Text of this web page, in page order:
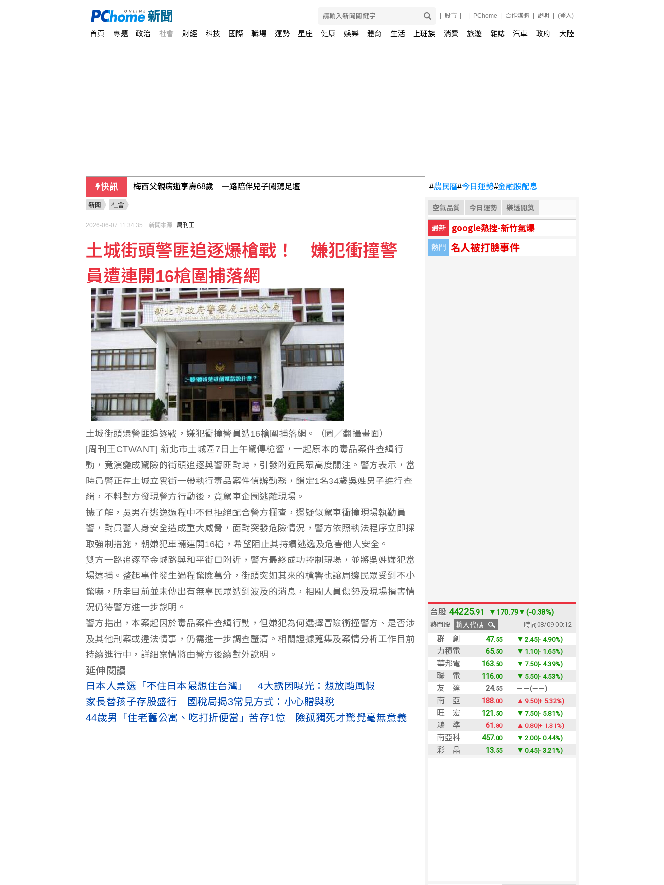
股市 PChome 合作媒體 說明 (登入)
首頁 專題 政治 社會 財經 科技 國際 職場 運勢 星座 健康 娛樂 體育 生活 上班族 消費 旅遊 雜誌 汽車 政府 大陸
快訊 梅西父親病逝享壽68歲 一路陪伴兒子闖蕩足壇 #農民曆#今日運勢#金融股配息
空氣品質 今日運勢 樂透開獎
最新 google熱搜-新竹氣爆
熱門 名人被打臉事件
新聞 社會
2026-06-07 11:34:35 新聞來源 : 周刊王
土城街頭警匪追逐爆槍戰！ 嫌犯衝撞警
員遭連開16槍圍捕落網
土城街頭爆警匪追逐戰，嫌犯衝撞警員遭16槍圍捕落網。（圖／翻攝畫面）
[周刊王CTWANT] 新北市土城區7日上午驚傳槍響，一起原本的毒品案件查緝行
動，竟演變成驚險的街頭追逐與警匪對峙，引發附近民眾高度關注。警方表示，當
時員警正在土城立雲街一帶執行毒品案件偵辦勤務，鎖定1名34歲吳姓男子進行查
緝，不料對方發現警方行動後，竟駕車企圖逃離現場。
據了解，吳男在逃逸過程中不但拒絕配合警方攔查，還疑似駕車衝撞現場執勤員
警，對員警人身安全造成重大威脅，面對突發危險情況，警方依照執法程序立即採
取強制措施，朝嫌犯車輛連開16槍，希望阻止其持續逃逸及危害他人安全。
雙方一路追逐至金城路與和平街口附近，警方最終成功控制現場，並將吳姓嫌犯當
場逮捕。整起事件發生過程驚險萬分，街頭突如其來的槍響也讓周邊民眾受到不小
驚嚇，所幸目前並未傳出有無辜民眾遭到波及的消息，相關人員傷勢及現場損害情
況仍待警方進一步說明。
警方指出，本案起因於毒品案件查緝行動，但嫌犯為何選擇冒險衝撞警方、是否涉
及其他刑案或違法情事，仍需進一步調查釐清。相關證據蒐集及案情分析工作目前
持續進行中，詳細案情將由警方後續對外說明。
延伸閱讀
日本人票選「不住日本最想住台灣」 4大誘因曝光：想放颱風假
家長替孩子存股盛行 國稅局揭3常見方式：小心贈與稅
44歲男「住老舊公寓、吃打折便當」苦存1億 險孤獨死才驚覺毫無意義